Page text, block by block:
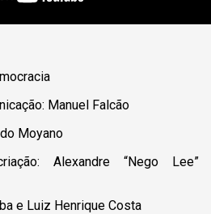
Manuel Falcão
Moyano
Alexandre “Nego Lee”
e Luiz Henrique Costa